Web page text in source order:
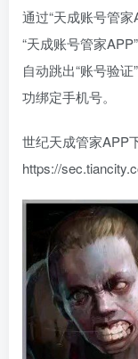
通过“天成账号管
“天成账号管家
自动跳出“账号验
功绑定手机号。
世纪天成管家APP
https://